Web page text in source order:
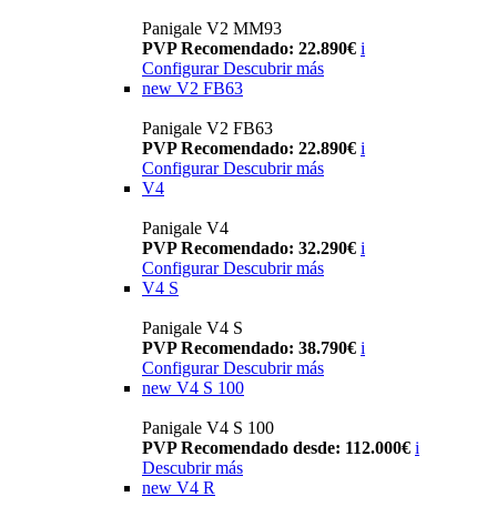
Panigale V2 MM93
PVP Recomendado: 22.890€ i
Configurar Descubrir más
new V2 FB63
Panigale V2 FB63
PVP Recomendado: 22.890€ i
Configurar Descubrir más
V4
Panigale V4
PVP Recomendado: 32.290€ i
Configurar Descubrir más
V4 S
Panigale V4 S
PVP Recomendado: 38.790€ i
Configurar Descubrir más
new V4 S 100
Panigale V4 S 100
PVP Recomendado desde: 112.000€ i
Descubrir más
new V4 R